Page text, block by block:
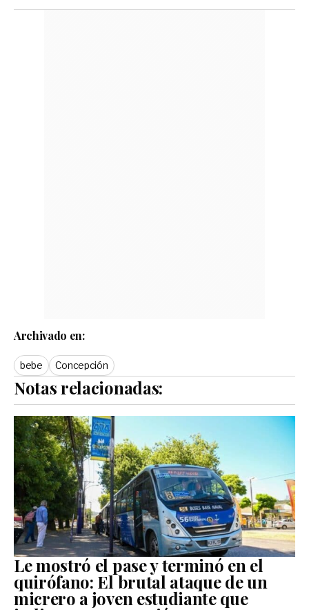
Archivado en:
bebe Concepción
Notas relacionadas:
Le mostró el pase y terminó en el
quirófano: El brutal ataque de un
micrero a joven estudiante que